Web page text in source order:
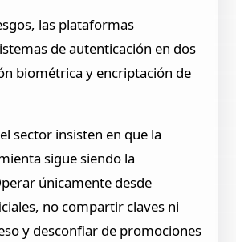
las plataformas
de autenticación en dos
biométrica y encriptación de
sector insisten en que la
sigue siendo la
únicamente desde
no compartir claves ni
y desconfiar de promociones